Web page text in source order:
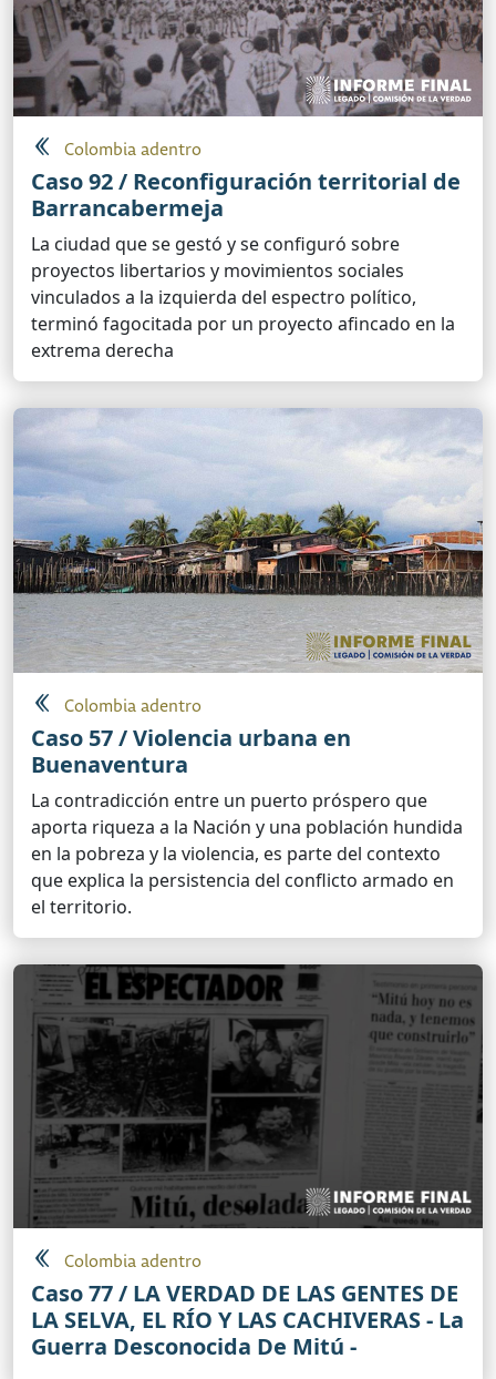
Colombia adentro
Caso 92 / Reconfiguración territorial de
Barrancabermeja
La ciudad que se gestó y se configuró sobre
proyectos libertarios y movimientos sociales
vinculados a la izquierda del espectro político,
terminó fagocitada por un proyecto afincado en la
extrema derecha
Colombia adentro
Caso 57 / Violencia urbana en
Buenaventura
La contradicción entre un puerto próspero que
aporta riqueza a la Nación y una población hundida
en la pobreza y la violencia, es parte del contexto
que explica la persistencia del conflicto armado en
el territorio.
Colombia adentro
Caso 77 / LA VERDAD DE LAS GENTES DE
LA SELVA, EL RÍO Y LAS CACHIVERAS - La
Guerra Desconocida De Mitú -